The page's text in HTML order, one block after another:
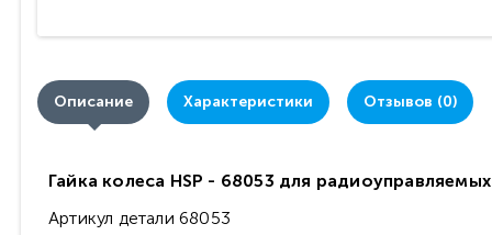
Описание Характеристики Отзывов (0)
Гайка колеса HSP - 68053 для
Артикул детали 68053